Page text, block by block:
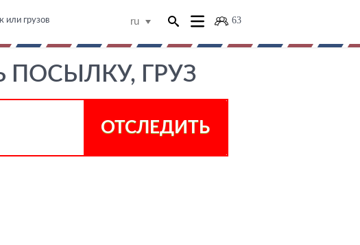
63
ru
или грузов
ПОСЫЛКУ, ГРУЗ
ОТСЛЕДИТЬ